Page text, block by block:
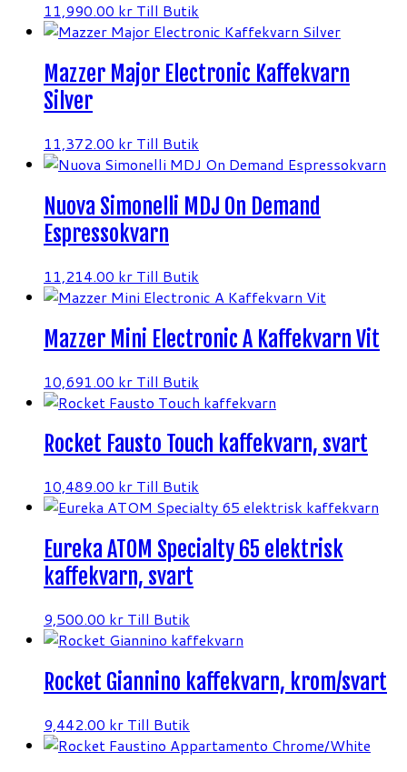
11,990.00 kr Till Butik
Mazzer Major Electronic Kaffekvarn
Silver
11,372.00 kr Till Butik
Nuova Simonelli MDJ On Demand
Espressokvarn
11,214.00 kr Till Butik
Mazzer Mini Electronic A Kaffekvarn Vit
10,691.00 kr Till Butik
Rocket Fausto Touch kaffekvarn, svart
10,489.00 kr Till Butik
Eureka ATOM Specialty 65 elektrisk
kaffekvarn, svart
9,500.00 kr Till Butik
Rocket Giannino kaffekvarn, krom/svart
9,442.00 kr Till Butik